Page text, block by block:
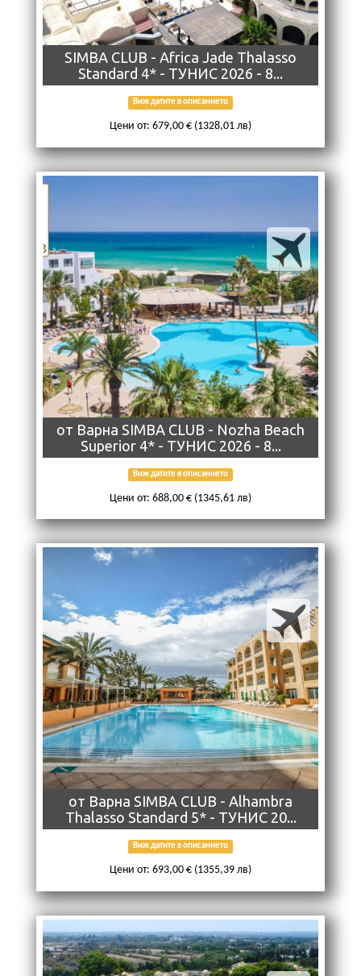
SIMBA CLUB - Africa Jade Thalasso
Standard 4* - ТУНИС 2026 - 8...
Виж датите в описанието
Цени от: 679,00 € (1328,01 лв)
от Варна SIMBA CLUB - Nozha Beach
Superior 4* - ТУНИС 2026 - 8...
Виж датите в описанието
Цени от: 688,00 € (1345,61 лв)
от Варна SIMBA CLUB - Alhambra
Thalasso Standard 5* - ТУНИС 20...
Виж датите в описанието
Цени от: 693,00 € (1355,39 лв)